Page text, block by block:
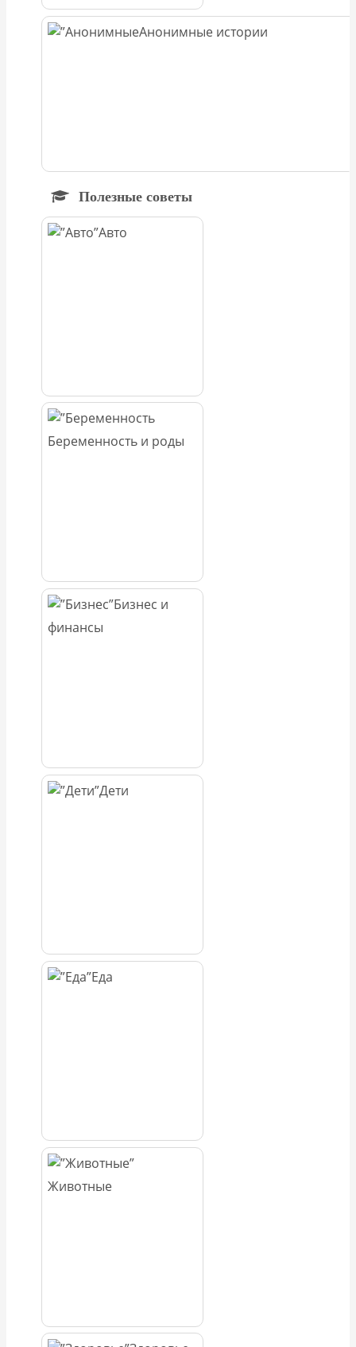
Анонимные истории
Полезные советы
Авто
Беременность и роды
Бизнес и
финансы
Дети
Еда
Животные